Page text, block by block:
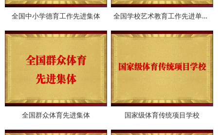
全国中小学德育工作先进集体 全国学校艺术教育工作先进单位..
全国群众体育先进集体 国家级体育传统项目学校